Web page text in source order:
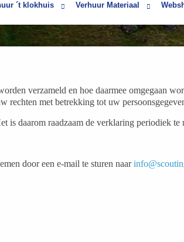
´t klokhuis Verhuur Materiaal
verzameld en hoe daarmee omgegaan
met betrekking tot uw
daarom raadzaam de verklaring periodiek te
door een e-mail te sturen naar